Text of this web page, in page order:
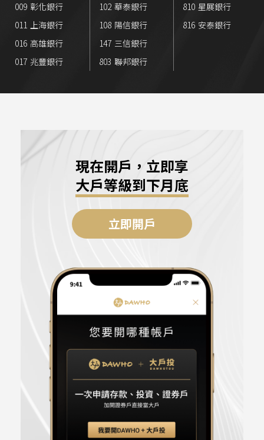
009 彰化銀行
011
上海銀行
016 高雄銀行
017 兆豐銀行
102 華泰銀行
108 陽信銀行
147 三信銀行
803 聯邦銀行
810 星展銀行
816 安泰銀行
現在開戶，立即享
大戶等級到下月底
立即開戶